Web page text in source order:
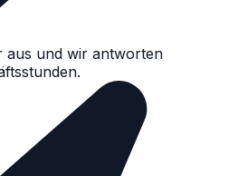
aus und wir antworten